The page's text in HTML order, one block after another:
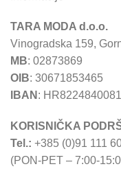
TARA MODA d.o.o.
Vinogradska 159,
MB: 02873869
OIB: 30671853465
IBAN :
KORISNIČKA
Tel.: +385 (0)91 111
(PON-PET – 7:00-